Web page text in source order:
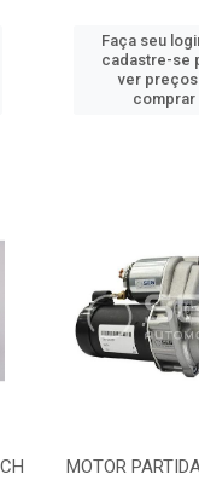
Faça seu
cadastre-se
ver preços
comprar
MOTOR